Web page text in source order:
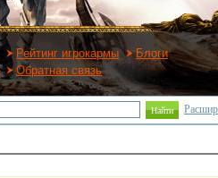
Рейтинг игрокармы
Блоги
Обратная связь
Найти